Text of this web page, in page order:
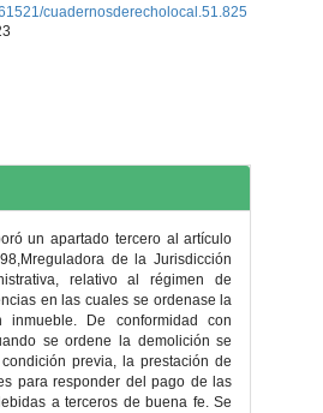
cuadernosderecholocal.51.825
un apartado tercero al artículo
de la Jurisdicción
relativo al régimen de
en las cuales se ordenase la
inmueble. De conformidad con
se ordene la demolición se
previa, la prestación de
para responder del pago de las
a terceros de buena fe. Se